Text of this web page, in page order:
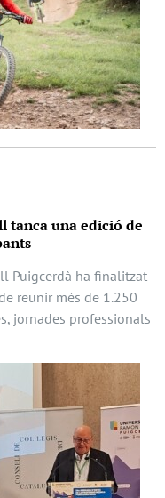
tanca una edició de
Puigcerdà ha finalitzat
reunir més de 1.250
jornades professionals